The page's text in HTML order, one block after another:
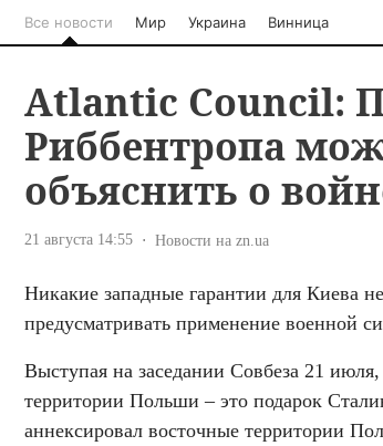
Все новости Мир Украина Винница
Atlantic Council:
Риббентропа
объяснить о
21 августа 14:55 Новости на zn.ua
Никакие западные гарантии для Киева
предусматривать применение военной
Выступая на заседании Совбеза 21
территории Польши – это подарок
аннексировал восточные территории